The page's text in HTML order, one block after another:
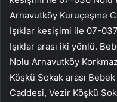
Arnavutköy Kuruçeşme
Işıklar kesişimi ile 07-
Işıklar arası iki yönlü.
Nolu Arnavutköy
Köşkü Sokak arası
Caddesi, Vezir Köşkü